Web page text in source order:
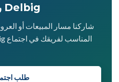
راجع هذا المسار مع Delbig
شاركنا مسار المبيعات أو
طلب